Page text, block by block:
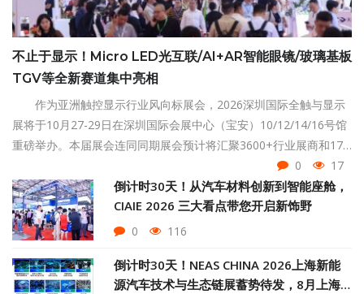
不止于显示！Micro LED光互联/AI+AR智能眼镜/玻璃基板
TGV等全新赛道集中亮相
作为亚洲触控显示行业风向标展会，2026深圳国际全触与显示
展将于10月27-29日在深圳国际会展中心（宝安）10/12/14/16号馆
重磅举办。本届展会连同同期展会预计将汇聚3600+行业展商和17
万+全球优质专业买家（包含5,000+海外买家），聚焦Micro LED光
互联、AI+AR智能眼镜、TGV技术、智能座舱、OLED柔性显示等前
沿领域。
0 17
倒计时30天！从汽车材料创新到智能座舱，
CIAIE 2026 三大看点带您开启新饰野
0 116
倒计时30天！NEAS CHINA 2026上海新能
源汽车技术与生态链展蓄势待发，8月上海